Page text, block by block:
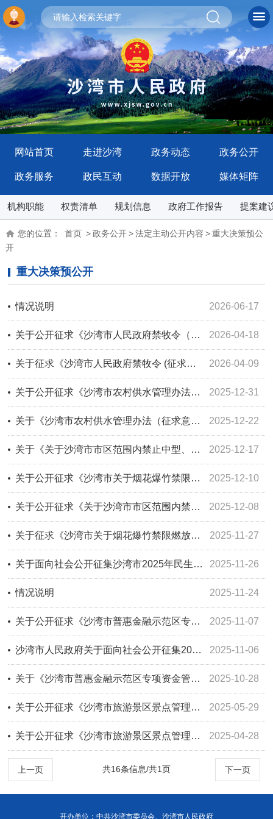
网站首页 走进沙湾 政务动态 政务公开
政务服务 政民互动 数据开放 媒体矩阵
机构职能 权责清单 规划信息 政府工作报告 提案建
您的位置： 首页 >政务公开>法定主动公开内容 >重大决策预公
开
重大决策预公开
2026-06-17
情况说明
2026-04-18
关于公开征求《沙湾市人民政府禁牧令（征求意见稿）》社会公众意见建议结果反馈公告
2026-04-09
关于征求《沙湾市人民政府禁牧令 (征求意见稿)》意见建议的公告
2025-12-31
关于公开征求《沙湾市农村供水管理办法（征求意见稿）》社会公众意见建议结果反馈公告
2025-12-22
关于《沙湾市农村供水管理办法（征求意见稿）》征求意见的公示
2025-12-17
关于《关于沙湾市市区范围内禁止中型、重型载货车辆通行与国四及以下排放标准柴油货车限行措施的通告（征求意见稿）》公示期间意见结果反馈公告
2025-12-10
关于公开征求《沙湾市关于烟花爆竹禁限燃放区域和有关产品（征求意见稿）》社会公众意见建议结果反馈公告
2025-12-08
关于公开征求《关于沙湾市市区范围内禁止中型、重型载货车辆通行与国四及以下排放标准柴油货车限行措施的通告(征求意见稿)》意见的通知
2025-11-27
关于征求《沙湾市关于烟花爆竹禁限燃放区域和有关产品（征求意见稿）》意见和建议的公示
2025-11-26
关于面向社会公开征集沙湾市2025年民生实事建议的公告征集结果
2025-11-24
情况说明
2025-11-07
关于公开征求《沙湾市普惠金融示范区专项资金管理使用实施方案（征求意见稿）》社会公众意见建议结果反馈公告
2025-11-06
沙湾市人民政府关于面向社会公开征集2026年民生实事建议的公告
2025-10-28
关于《沙湾市普惠金融示范区专项资金管理使用实施方案（征求意见稿）》的公示
2025-05-29
关于公开征求《沙湾市旅游景区景点管理办法（征求意见稿）》社会公众意见建议结果反馈公告
2025-04-28
关于公开征求《沙湾市旅游景区景点管理办法（征求意见稿）》意见建议的公示
上一页 下一页
共16条信息/共1页
开办单位：中共沙湾市委员会、沙湾市人民政府